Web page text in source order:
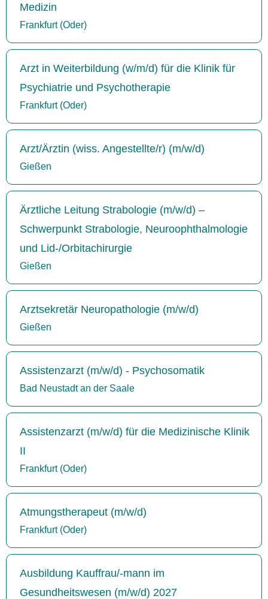
Medizin
Frankfurt (Oder)
Arzt in Weiterbildung (w/m/d) für die Klinik für
Psychiatrie und Psychotherapie
Frankfurt (Oder)
Arzt/Ärztin (wiss. Angestellte/r) (m/w/d)
Gießen
Ärztliche Leitung Strabologie (m/w/d) –
Schwerpunkt Strabologie, Neuroophthalmologie
und Lid-/Orbitachirurgie
Gießen
Arztsekretär Neuropathologie (m/w/d)
Gießen
Assistenzarzt (m/w/d) - Psychosomatik
Bad Neustadt an der Saale
Assistenzarzt (m/w/d) für die Medizinische Klinik
II
Frankfurt (Oder)
Atmungstherapeut (m/w/d)
Frankfurt (Oder)
Ausbildung Kauffrau/-mann im
Gesundheitswesen (m/w/d) 2027